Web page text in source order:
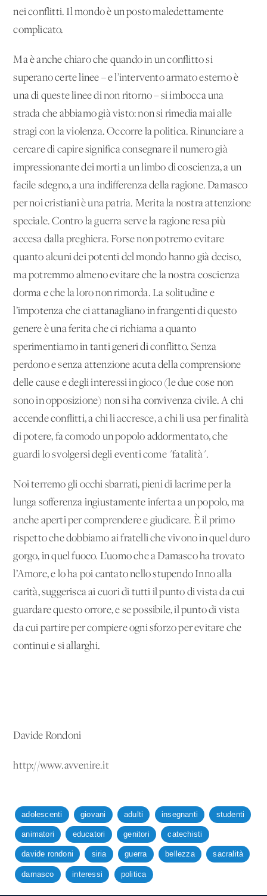
nei conflitti. Il mondo è un posto maledettamente
complicato.
Ma è anche chiaro che quando in un conflitto si
superano certe linee – e l’intervento armato esterno è
una di queste linee di non ritorno – si imbocca una
strada che abbiamo già visto: non si rimedia mai alle
stragi con la violenza. Occorre la politica. Rinunciare a
cercare di capire significa consegnare il numero già
impressionante dei morti a un limbo di coscienza, a un
facile sdegno, a una indifferenza della ragione. Damasco
per noi cristiani è una patria. Merita la nostra attenzione
speciale. Contro la guerra serve la ragione resa più
accesa dalla preghiera. Forse non potremo evitare
quanto alcuni dei potenti del mondo hanno già deciso,
ma potremmo almeno evitare che la nostra coscienza
dorma e che la loro non rimorda. La solitudine e
l’impotenza che ci attanagliano in frangenti di questo
genere è una ferita che ci richiama a quanto
sperimentiamo in tanti generi di conflitto. Senza
perdono e senza attenzione acuta della comprensione
delle cause e degli interessi in gioco (le due cose non
sono in opposizione) non si ha convivenza civile. A chi
accende conflitti, a chi li accresce, a chi li usa per finalità
di potere, fa comodo un popolo addormentato, che
guardi lo svolgersi degli eventi come "fatalità".
Noi terremo gli occhi sbarrati, pieni di lacrime per la
lunga sofferenza ingiustamente inferta a un popolo, ma
anche aperti per comprendere e giudicare. È il primo
rispetto che dobbiamo ai fratelli che vivono in quel duro
gorgo, in quel fuoco. L’uomo che a Damasco ha trovato
l’Amore, e lo ha poi cantato nello stupendo Inno alla
carità, suggerisca ai cuori di tutti il punto di vista da cui
guardare questo orrore, e se possibile, il punto di vista
da cui partire per compiere ogni sforzo per evitare che
continui e si allarghi.
Davide Rondoni
http://www.avvenire.it
adolescenti giovani adulti insegnanti studenti
animatori educatori genitori catechisti
davide rondoni siria guerra bellezza sacralità
damasco interessi politica